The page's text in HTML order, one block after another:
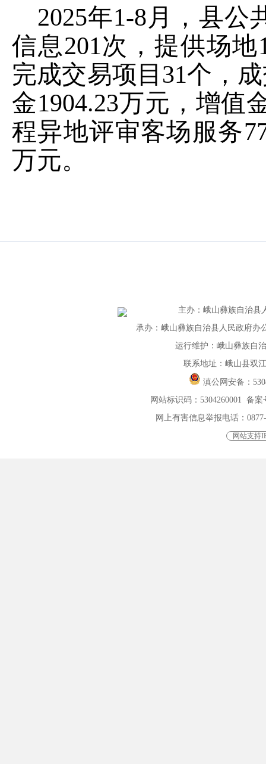
2025年1-8 月，县公
信息201次，提供场地
完成交易项目 31个，
金1904.23万元，增值
程异地评审客场服务
万元。
主办： 峨山彝族自治县
承办：峨山彝族自治县人民政府办
运行维护：峨山彝族自
联系地址：峨山县双
滇公网安备：
网站标识码：5304260001 备案
网上有害信息举报电话：
网站支持